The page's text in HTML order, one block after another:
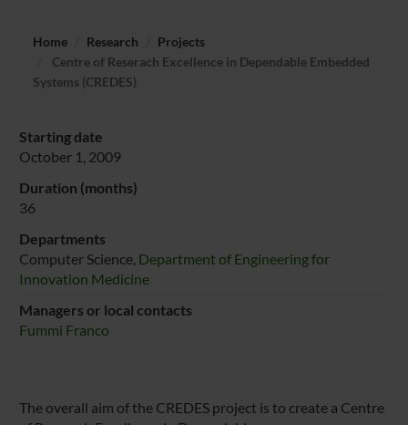
Home Research
Projects
Centre of Reserach Excellence in Dependable Embedded
Systems (CREDES)
Starting date
October 1, 2009
Duration (months)
36
Departments
Computer Science, Department of Engineering for
Innovation Medicine
Managers or local contacts
Fummi Franco
The overall aim of the CREDES project is to create a Centre